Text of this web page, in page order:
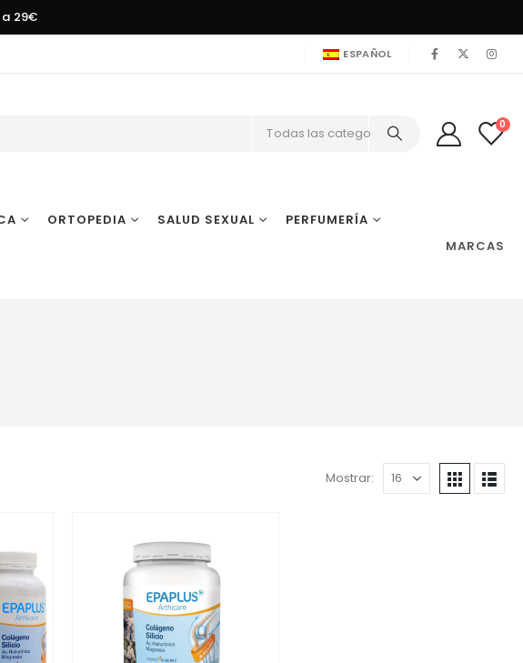
29€
ESPAÑOL
Todas las categorías
0
ORTOPEDIA SALUD SEXUAL PERFUMERÍA
MARCAS
Mostrar: